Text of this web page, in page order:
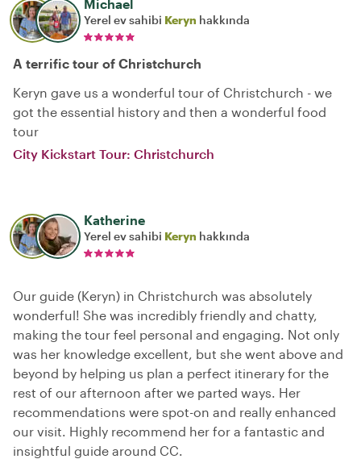
Michael
Yerel ev sahibi Keryn hakkında
A terrific tour of Christchurch
Keryn gave us a wonderful tour of Christchurch - we
got the essential history and then a wonderful food
tour
City Kickstart Tour: Christchurch
Katherine
Yerel ev sahibi Keryn hakkında
Our guide (Keryn) in Christchurch was absolutely
wonderful! She was incredibly friendly and chatty,
making the tour feel personal and engaging. Not only
was her knowledge excellent, but she went above and
beyond by helping us plan a perfect itinerary for the
rest of our afternoon after we parted ways. Her
recommendations were spot-on and really enhanced
our visit. Highly recommend her for a fantastic and
insightful guide around CC.